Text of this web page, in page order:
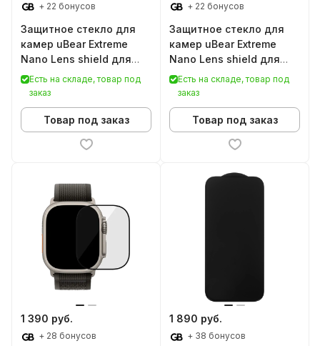
+ 22 бонусов
Защитное стекло для
камер uBear Extreme
Nano Lens shield для
iPhone Air
Есть на складе, товар под
заказ
Товар под заказ
+ 22 бонусов
Защитное стекло для
камер uBear Extreme
Nano Lens shield для
iPhone 17
Есть на складе, товар под
заказ
Товар под заказ
1 390 руб.
+ 28 бонусов
1 890 руб.
+ 38 бонусов